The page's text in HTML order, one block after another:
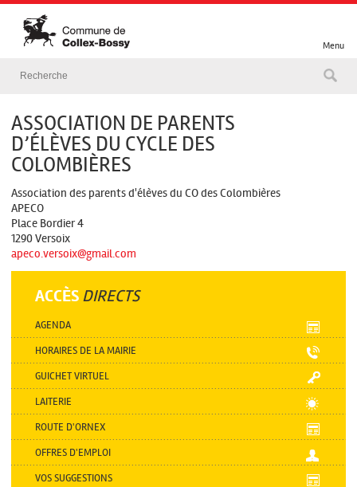
Menu
ASSOCIATION DE PARENTS
D’ÉLÈVES DU CYCLE DES
COLOMBIÈRES
Association des parents d'élèves du CO des Colombières
APECO
Place Bordier 4
1290 Versoix
apeco.versoix@gmail.com
ACCÈS DIRECTS
AGENDA
HORAIRES DE LA MAIRIE
GUICHET VIRTUEL
LAITERIE
ROUTE D'ORNEX
OFFRES D'EMPLOI
VOS SUGGESTIONS